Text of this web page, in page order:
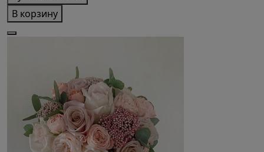
В корзину